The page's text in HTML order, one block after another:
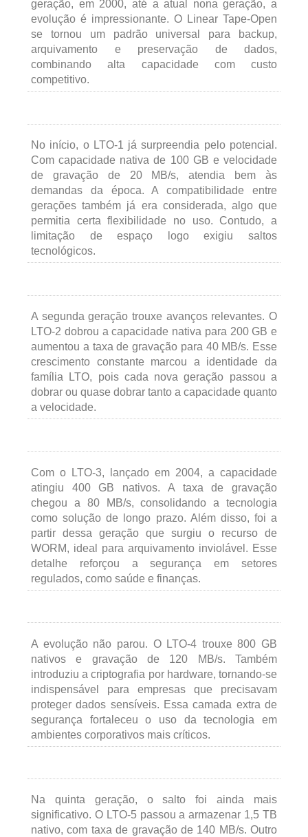
geração, em 2000, até a atual nona geração, a
evolução é impressionante. O Linear Tape-Open
se tornou um padrão universal para backup,
arquivamento e preservação de dados,
combinando alta capacidade com custo
competitivo.
No início, o LTO-1 já surpreendia pelo potencial.
Com capacidade nativa de 100 GB e velocidade
de gravação de 20 MB/s, atendia bem às
demandas da época. A compatibilidade entre
gerações também já era considerada, algo que
permitia certa flexibilidade no uso. Contudo, a
limitação de espaço logo exigiu saltos
tecnológicos.
A segunda geração trouxe avanços relevantes. O
LTO-2 dobrou a capacidade nativa para 200 GB e
aumentou a taxa de gravação para 40 MB/s. Esse
crescimento constante marcou a identidade da
família LTO, pois cada nova geração passou a
dobrar ou quase dobrar tanto a capacidade quanto
a velocidade.
Com o LTO-3, lançado em 2004, a capacidade
atingiu 400 GB nativos. A taxa de gravação
chegou a 80 MB/s, consolidando a tecnologia
como solução de longo prazo. Além disso, foi a
partir dessa geração que surgiu o recurso de
WORM, ideal para arquivamento inviolável. Esse
detalhe reforçou a segurança em setores
regulados, como saúde e finanças.
A evolução não parou. O LTO-4 trouxe 800 GB
nativos e gravação de 120 MB/s. Também
introduziu a criptografia por hardware, tornando-se
indispensável para empresas que precisavam
proteger dados sensíveis. Essa camada extra de
segurança fortaleceu o uso da tecnologia em
ambientes corporativos mais críticos.
Na quinta geração, o salto foi ainda mais
significativo. O LTO-5 passou a armazenar 1,5 TB
nativo, com taxa de gravação de 140 MB/s. Outro